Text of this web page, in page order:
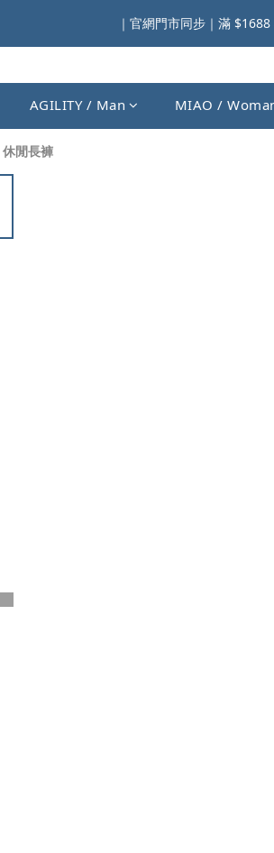
｜官網門市同步｜滿
AGILITY / Man MIAO /
休閒長褲